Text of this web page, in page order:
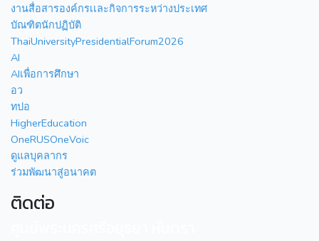
งานสื่อสารองค์กรเเละกิจการระหว่างประเทศ
บัณฑิตนักปฏิบัติ
ThaiUniversityPresidentialForum2026
AI
AIเพื่อการศึกษา
อว
ทปอ
HigherEducation
OneRUSOneVoic
ดูแลบุคลากร
ร่วมพัฒนาสู่อนาคต
ติดต่อ